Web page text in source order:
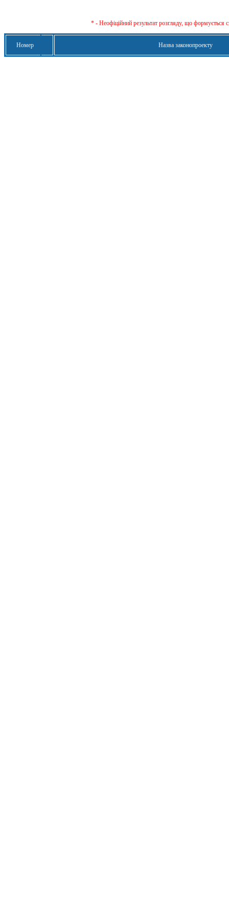
* - Неофіційний результат розгляду, що формується
Номер Назва законопроекту